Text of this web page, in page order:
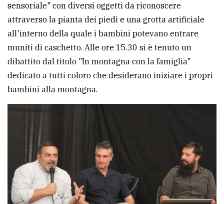
sensoriale" con diversi oggetti da riconoscere
attraverso la pianta dei piedi e una grotta artificiale
all'interno della quale i bambini potevano entrare
muniti di caschetto. Alle ore 15.30 si è tenuto un
dibattito dal titolo "In montagna con la famiglia"
dedicato a tutti coloro che desiderano iniziare i propri
bambini alla montagna.